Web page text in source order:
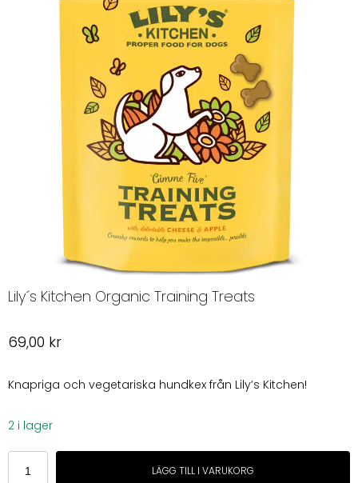
Lily´s Kitchen Organic Training Treats
69,00 kr
Knapriga och vegetariska hundkex från Lily’s Kitchen!
2 i lager
Lily
LÄGG TILL I VARUKORG